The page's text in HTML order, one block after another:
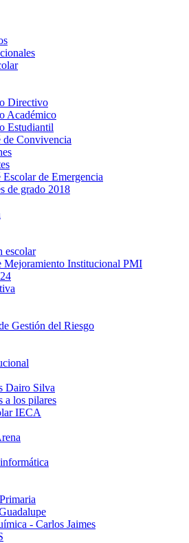
Directivo
Académico
Estudiantil
de Convivencia
de Emergencia
de grado 2018
escolar
Mejoramiento Institucional PMI
Gestión del Riesgo
Dairo Silva
a los pilares
IECA
- Carlos Jaimes